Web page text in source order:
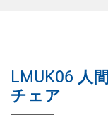
LMUK06 人
チェア